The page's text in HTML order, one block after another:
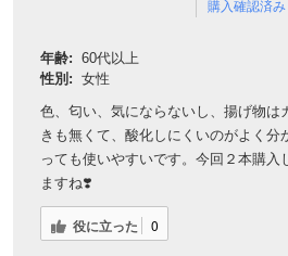
購入確認済み
年齢: 60代以上
性別: 女性
色、匂い、気にならないし、揚げ物は
きも無くて、酸化しにくいのがよく分
っても使いやすいです。今回２本購入
ますね❣️
役に立った 0